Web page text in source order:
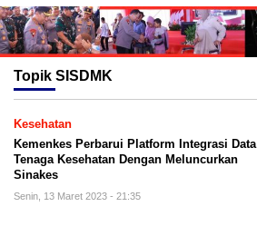
Topik SISDMK
Kesehatan
Kemenkes Perbarui Platform Integrasi Data
Tenaga Kesehatan Dengan Meluncurkan
Sinakes
Senin, 13 Maret 2023 - 21:35